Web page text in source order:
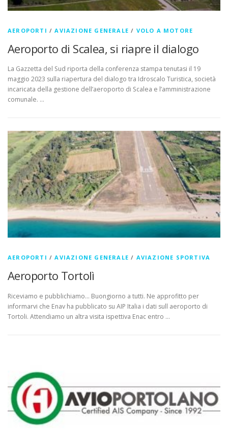
AEROPORTI /AVIAZIONE GENERALE / VOLO A MOTORE
Aeroporto di Scalea, si riapre il dialogo
La Gazzetta del Sud riporta della conferenza stampa tenutasi il 19
maggio 2023 sulla riapertura del dialogo tra Idroscalo Turistica, società
incaricata della gestione dell’aeroporto di Scalea e l’amministrazione
comunale. …
AEROPORTI /AVIAZIONE GENERALE / AVIAZIONE SPORTIVA
Aeroporto Tortolì
Riceviamo e pubblichiamo… Buongiorno a tutti. Ne approfitto per
informarvi che Enav ha pubblicato su AIP Italia i dati sull aeroporto di
Tortoli. Attendiamo un altra visita ispettiva Enac entro …